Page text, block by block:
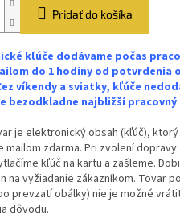
Pridať do košíka
kľúče dodávame počas
do 1 hodiny od potvrdenia
víkendy a sviatky, kľúče
bezodkladne najbližší pracovný
je elektronický obsah (kľúč),
mailom zdarma. Pri zvolení
kľúč na kartu a zašleme.
na vyžiadanie zákazníkom. Tovar
prevzatí obálky) nie je možné
dôvodu.